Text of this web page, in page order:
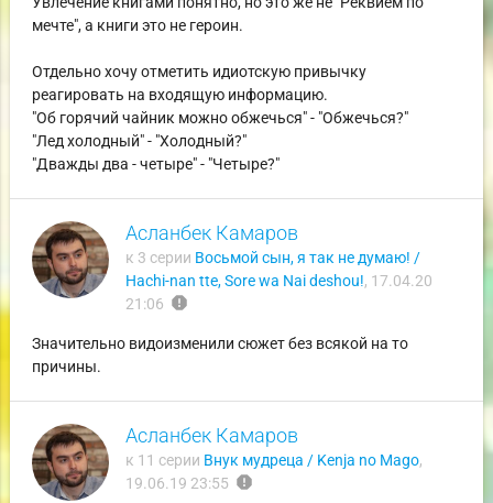
мечте", а книги это не героин.
Отдельно хочу отметить идиотскую привычку
реагировать на входящую информацию.
"Об горячий чайник можно обжечься" - "Обжечься?"
"Лед холодный" - "Холодный?"
"Дважды два - четыре" - "Четыре?"
Асланбек Камаров
к 3 серии Восьмой сын, я так не думаю! /
Hachi-nan tte, Sore wa Nai deshou!, 17.04.20
21:06 report
Значительно видоизменили сюжет без всякой на то
причины.
Асланбек Камаров
к 11 серии Внук мудреца / Kenja no Mago,
19.06.19 23:55 report